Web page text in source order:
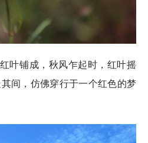
叶铺成，秋风乍起时，红叶摇
间，仿佛穿行于一个红色的梦